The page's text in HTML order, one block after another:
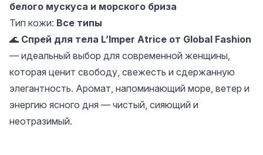
белого мускуса и морского бриза
Тип кожи: Все типы
🌊 Спрей для тела L’Imper Atrice от Global Fashion
— идеальный выбор для современной женщины,
которая ценит свободу, свежесть и сдержанную
элегантность. Аромат, напоминающий море, ветер и
энергию ясного дня — чистый, сияющий и
неотразимый.